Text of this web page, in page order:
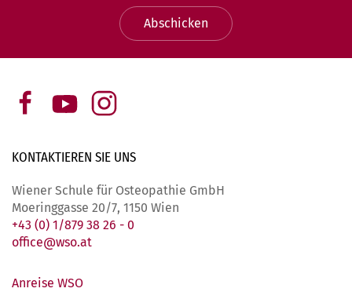
Abschicken
KONTAKTIEREN SIE UNS
Wiener Schule für Osteopathie GmbH
Moeringgasse 20/7, 1150 Wien
+43 (0) 1/879 38 26 - 0
office@wso.at
Anreise WSO